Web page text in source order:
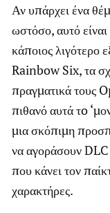
Αν υπάρχει ένα
ωστόσο, αυτό
κάποιος λιγότερο
Rainbow Six, τα
πραγματικά τους
πιθανό αυτά τo
μια σκόπιμη
να αγοράσουν DLC
που κάνει τον
χαρακτήρες.